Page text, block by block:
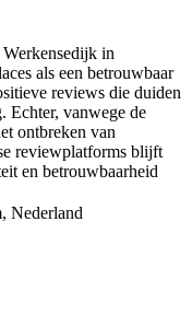
Werkensedijk in
als een betrouwbaar
reviews die duiden
Echter, vanwege de
ontbreken van
reviewplatforms blijft
en betrouwbaarheid
Nederland